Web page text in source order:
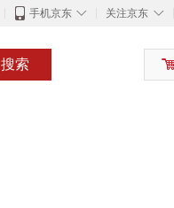
◇
手机京东 ◇
关注京东
搜索